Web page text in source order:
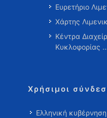
Ευρετήριο
Χάρτης
Κέντρα
Κυκλοφορίας
Χρήσιμοι
Ελληνική κυβέρνηση